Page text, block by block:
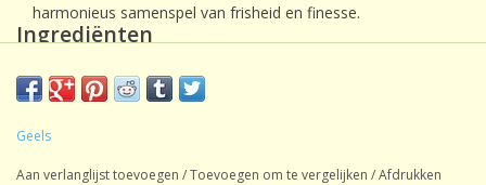
harmonieus samenspel van frisheid en finesse.
Ingrediënten
braambessenblaadjes, rozenbloesemblaadjes,
Geels
Aan verlanglijst toevoegen /Toevoegen om te vergelijken /Afdrukken